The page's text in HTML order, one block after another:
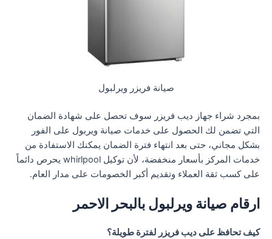
صيانة فريزر ويرلبول
بمجرد شراء جهاز ديب فريزر سوف تحصل على شهادة الضمان
التي تضمن لك الحصول على خدمات صيانة ويربول على الفور
بشكل مجاني، حتى بعد انتهاء فترة الضمان يمكنك الاستفادة من
خدمات المركز بأسعار منخفضة، لأن توكيل whirlpool يحرص دائماً
على كسب ثقة العملاء وتقديم أكبر الخصومات على مدار العام.
ارقام صيانة ويرلبول بالبحر الاحمر
كيف تحافظ على ديب فريزر لفترة طويلة؟